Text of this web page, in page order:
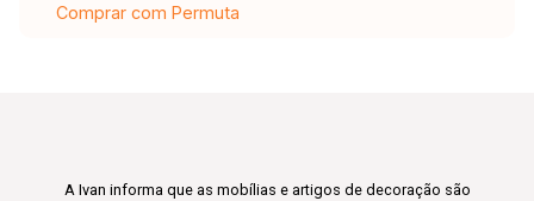
Comprar com Permuta
A Ivan informa que as mobílias e artigos de decoração são